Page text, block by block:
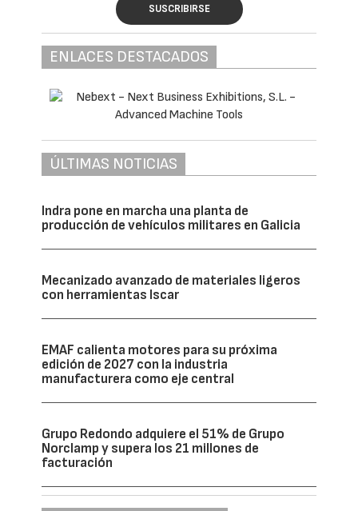
SUSCRIBIRSE
ENLACES DESTACADOS
ÚLTIMAS NOTICIAS
Indra pone en marcha una planta de
producción de vehículos militares en Galicia
Mecanizado avanzado de materiales ligeros
con herramientas Iscar
EMAF calienta motores para su próxima
edición de 2027 con la industria
manufacturera como eje central
Grupo Redondo adquiere el 51% de Grupo
Norclamp y supera los 21 millones de
facturación